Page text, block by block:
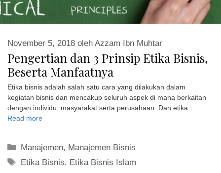
Pengertian dan 3 Prinsip Etika Bisnis,
Beserta Manfaatnya
November 5, 2018 oleh Azzam Ibn Muhtar
Etika bisnis adalah salah satu cara yang dilakukan dalam
kegiatan bisnis dan mencakup seluruh aspek di mana berkaitan
dengan individu, masyarakat serta perusahaan. Dan etika …
Read more
Kategori
Manajemen, Manajemen Bisnis
Tag
Etika Bisnis, Etika Bisnis Islam